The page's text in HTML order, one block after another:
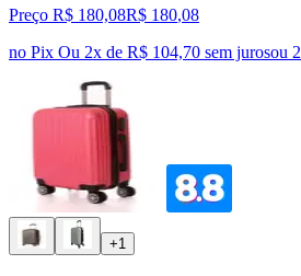
Preço R$ 180,08R$ 180,08
no Pix Ou 2x de R$ 104,70 sem jurosou 2
+1